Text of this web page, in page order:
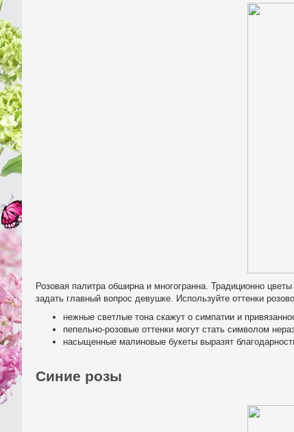
Розовая палитра обширна и многогранна. Традиционно
задать главный вопрос девушке. Используйте оттенки
нежные светлые тона скажут о симпатии и
пепельно-розовые оттенки могут стать символом
насыщенные малиновые букеты выразят
Синие розы